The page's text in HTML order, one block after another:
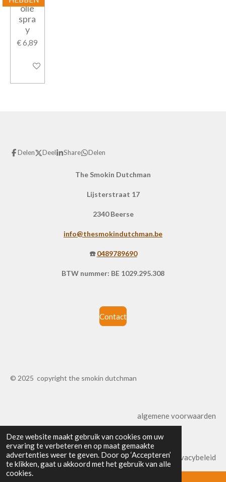
Deze website maakt gebruik van cookies om uw
ervaring te verbeteren en op maat gemaakte
advertenties weer te geven. Door op ‘Accepteren’
te klikken, gaat u akkoord met het gebruik van alle
cookies.
olie
spra
y
€ 6,89
In winkelwagen
Delen Deel Share Delen
The Smokin Dutchman
Lijsterstraat 17
2340 Beerse
info@thesmokindutchman.be
☎️0489789690
BTW nummer: BE 1029.295.308
Contact
© 2025 copyright the smokin dutchman
algemene voorwaarden
privacybeleid